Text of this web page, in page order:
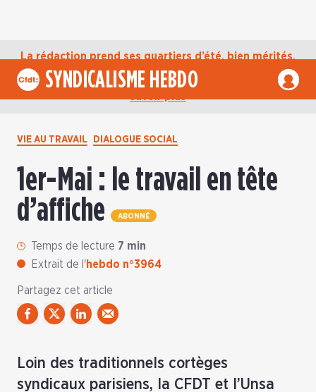
La rédaction prend ses quartiers d’été, bien mérités,
jusqu’au mardi 1er septembre. D’ici là, retrouvez
l’actualité de la CFDT sur notre compte Bluesky. En
SYNDICALISME HEBDO
VIE AU TRAVAIL DIALOGUE SOCIAL
1er-Mai : le travail en tête
d’affiche
ABONNÉ
Temps de lecture 7 min
Extrait de l'hebdo n°3964
Partagez cet article
Loin des traditionnels cortèges
syndicaux parisiens, la CFDT et l’Unsa